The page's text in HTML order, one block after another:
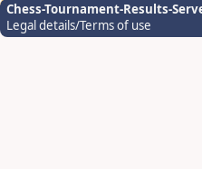
Chess-Tournament-Results-
Legal details/Terms of use